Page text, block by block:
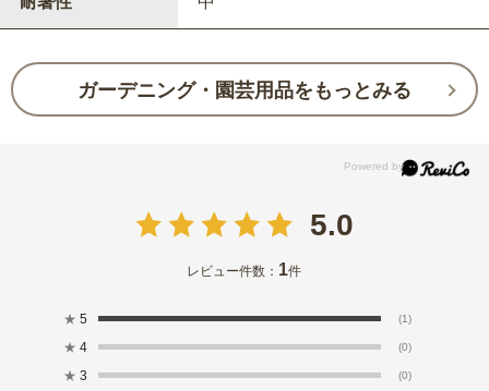
ガーデニング・園芸用品をもっとみる
5.0
レビュー件数： 1件
★ 5 (1)
★ 4 (0)
★ 3 (0)